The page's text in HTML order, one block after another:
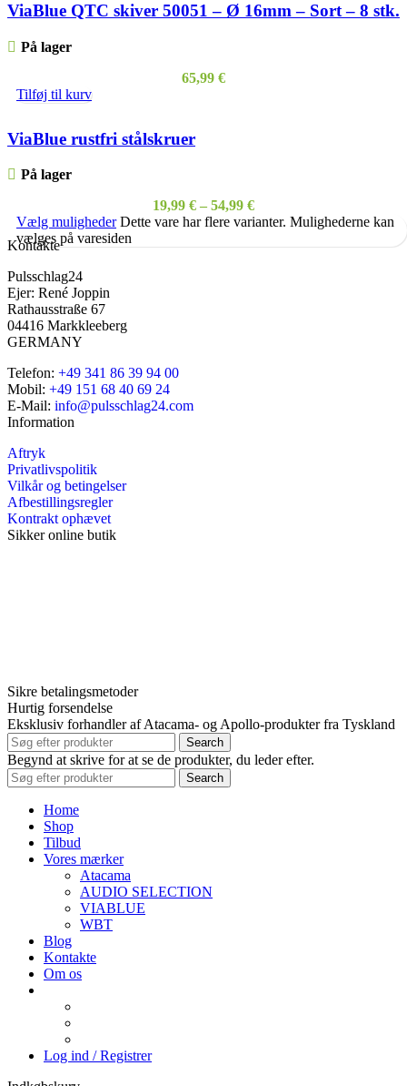
ViaBlue QTC skiver 50051 – Ø 16mm – Sort – 8 stk.
På lager
65,99 €
Tilføj til kurv
ViaBlue rustfri stålskruer
På lager
19,99 € – 54,99 €
Vælg muligheder Dette vare har flere varianter. Mulighederne kan
vælges på varesiden
Kontakte
Pulsschlag24
Ejer: René Joppin
Rathausstraße 67
04416 Markkleeberg
GERMANY
Telefon: +49 341 86 39 94 00
Mobil: +49 151 68 40 69 24
E-Mail: info@pulsschlag24.com
Information
Aftryk
Privatlivspolitik
Vilkår og betingelser
Afbestillingsregler
Kontrakt ophævet
Sikker online butik
Sikre betalingsmetoder
Hurtig forsendelse
Eksklusiv forhandler af Atacama- og Apollo-produkter fra Tyskland
Search
Begynd at skrive for at se de produkter, du leder efter.
Search
Home
Shop
Tilbud
Vores mærker
Atacama
AUDIO SELECTION
VIABLUE
WBT
Blog
Kontakte
Om os
Log ind / Registrer